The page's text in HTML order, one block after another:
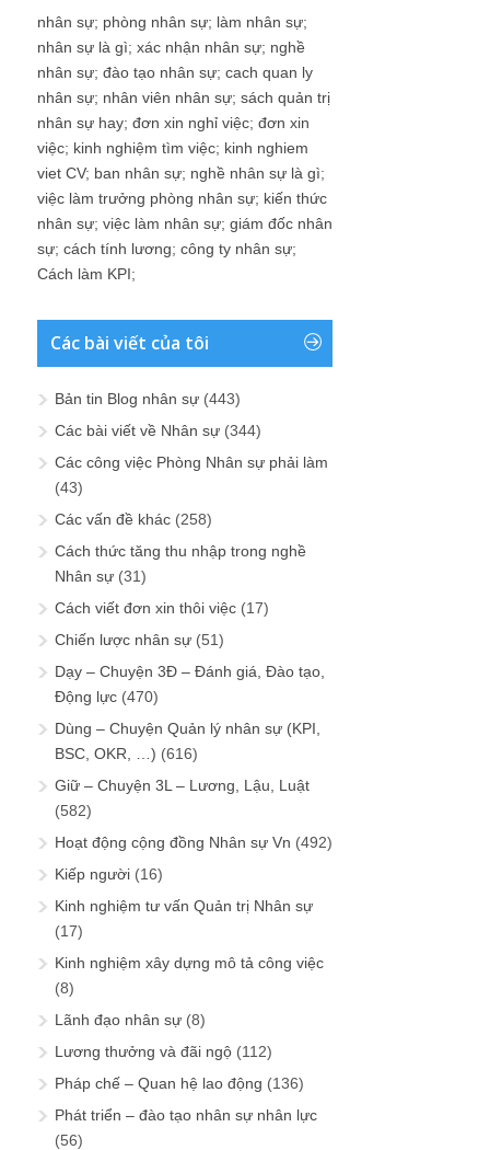
nhân sự; phòng nhân sự; làm nhân sự;
nhân sự là gì; xác nhận nhân sự; nghề
nhân sự; đào tạo nhân sự; cach quan ly
nhân sự; nhân viên nhân sự; sách quản trị
nhân sự hay; đơn xin nghỉ việc; đơn xin
việc; kinh nghiệm tìm việc; kinh nghiem
viet CV; ban nhân sự; nghề nhân sự là gì;
việc làm trưởng phòng nhân sự; kiến thức
nhân sự; việc làm nhân sự; giám đốc nhân
sự; cách tính lương; công ty nhân sự;
Cách làm KPI;
Các bài viết của tôi
Bản tin Blog nhân sự (443)
Các bài viết về Nhân sự (344)
Các công việc Phòng Nhân sự phải làm
(43)
Các vấn đề khác (258)
Cách thức tăng thu nhập trong nghề
Nhân sự (31)
Cách viết đơn xin thôi việc (17)
Chiến lược nhân sự (51)
Dạy – Chuyện 3Đ – Đánh giá, Đào tạo,
Động lực (470)
Dùng – Chuyện Quản lý nhân sự (KPI,
BSC, OKR, …) (616)
Giữ – Chuyện 3L – Lương, Lậu, Luật
(582)
Hoạt động cộng đồng Nhân sự Vn (492)
Kiếp người (16)
Kinh nghiệm tư vấn Quản trị Nhân sự
(17)
Kinh nghiệm xây dựng mô tả công việc
(8)
Lãnh đạo nhân sự (8)
Lương thưởng và đãi ngộ (112)
Pháp chế – Quan hệ lao động (136)
Phát triển – đào tạo nhân sự nhân lực
(56)